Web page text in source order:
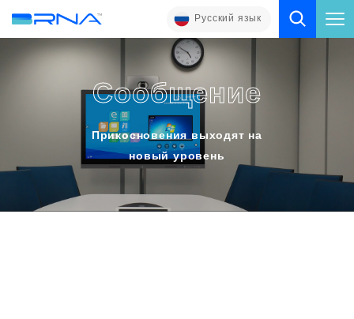
Русский язык
Сообщение
Прикосновения выходят на
новый уровень